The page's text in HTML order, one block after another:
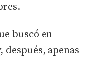
buscó en
después, apenas